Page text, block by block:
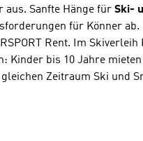
Sanfte Hänge für Ski-
für Könner ab.
Rent. Im Skiverleih
Kinder bis 10 Jahre mieten
Zeitraum Ski und